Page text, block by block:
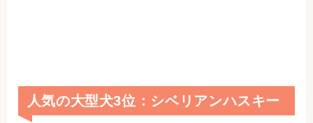
人気の大型犬3位：シベリアンハスキー